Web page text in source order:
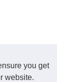
you get
website.